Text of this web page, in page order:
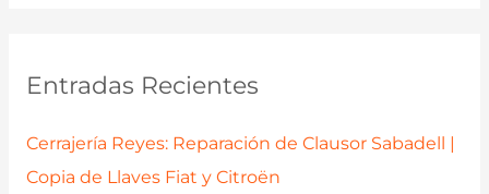
p
o
Entradas Recientes
Cerrajería Reyes: Reparación de Clausor Sabadell |
Copia de Llaves Fiat y Citroën